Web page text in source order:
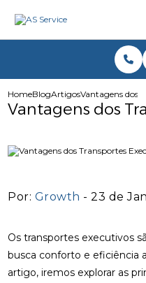
HomeBlogArtigosVantagens dos
Vantagens dos
Por: Growth - 23 de
Os transportes executivos
busca conforto e eficiência
artigo, iremos explorar as